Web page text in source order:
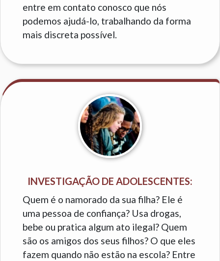
entre em contato conosco que nós
podemos ajudá-lo, trabalhando da forma
mais discreta possível.
INVESTIGAÇÃO DE ADOLESCENTES:
Quem é o namorado da sua filha? Ele é
uma pessoa de confiança? Usa drogas,
bebe ou pratica algum ato ilegal? Quem
são os amigos dos seus filhos? O que eles
fazem quando não estão na escola? Entre